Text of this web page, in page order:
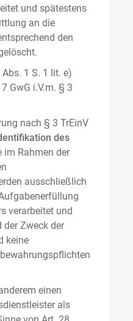
und spätestens
an die
den
Abs. 1 S. 1 lit. e)
GwG i.V.m. § 3
nach § 3 TrEinV
des
im Rahmen der
ausschließlich
verarbeitet und
der Zweck der
keine
einen
als